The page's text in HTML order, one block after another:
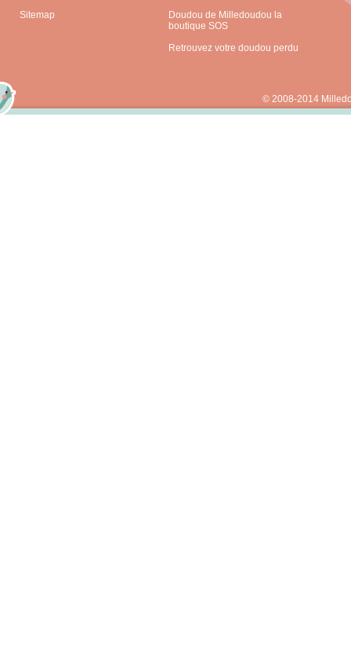
Sitemap
Doudou de Milledoudou la
boutique SOS
Retrouvez votre doudou perdu
© 2008-2014